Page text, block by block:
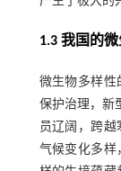
1.3 我国的
微生物多样性
保护治理，新
员辽阔，跨越
气候变化多样